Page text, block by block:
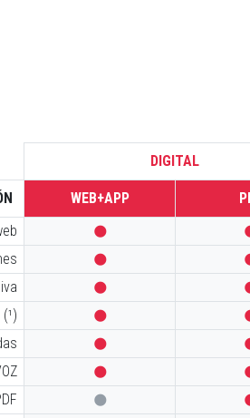
DIGITAL
WEB+APP






